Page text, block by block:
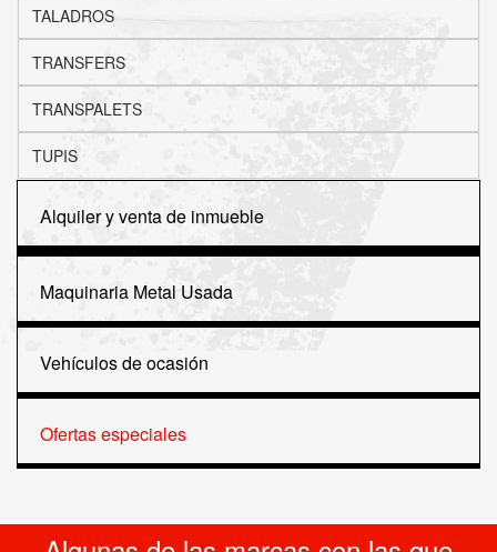
TALADROS
TRANSFERS
TRANSPALETS
TUPIS
Alquiler y venta de inmueble
Maquinaria Metal Usada
Vehículos de ocasión
Ofertas especiales